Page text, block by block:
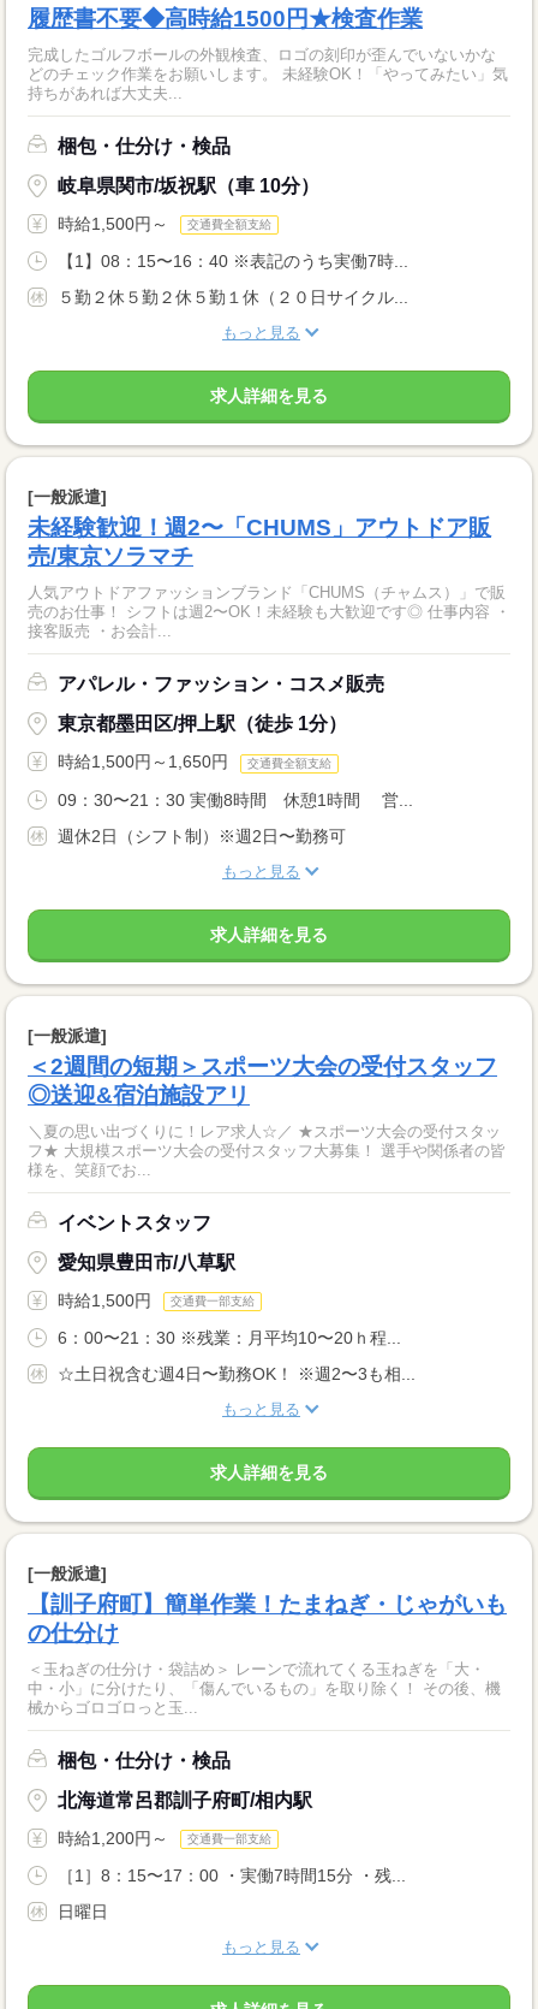
履歴書不要◆高時給1500円★検査作業
完成したゴルフボールの外観検査、ロゴの刻印が歪んでいないかな
どのチェック作業をお願いします。 未経験OK！「やってみたい」気
持ちがあれば大丈夫...
梱包・仕分け・検品
岐阜県関市/坂祝駅（車 10分）
時給1,500円～ 交通費全額支給
【1】08：15〜16：40 ※表記のうち実働7時...
５勤２休５勤２休５勤１休（２０日サイクル...
もっと見る
求人詳細を見る
[一般派遣]
未経験歓迎！週2〜「CHUMS」アウトドア販
売/東京ソラマチ
人気アウトドアファッションブランド「CHUMS（チャムス）」で販
売のお仕事！ シフトは週2〜OK！未経験も大歓迎です◎ 仕事内容 ・
接客販売 ・お会計...
アパレル・ファッション・コスメ販売
東京都墨田区/押上駅（徒歩 1分）
時給1,500円～1,650円 交通費全額支給
09：30〜21：30 実働8時間 休憩1時間 営...
週休2日（シフト制）※週2日〜勤務可
もっと見る
求人詳細を見る
[一般派遣]
＜2週間の短期＞スポーツ大会の受付スタッフ
◎送迎&宿泊施設アリ
＼夏の思い出づくりに！レア求人☆／ ★スポーツ大会の受付スタッ
フ★ 大規模スポーツ大会の受付スタッフ大募集！ 選手や関係者の皆
様を、笑顔でお...
イベントスタッフ
愛知県豊田市/八草駅
時給1,500円 交通費一部支給
6：00〜21：30 ※残業：月平均10〜20ｈ程...
☆土日祝含む週4日〜勤務OK！ ※週2〜3も相...
もっと見る
求人詳細を見る
[一般派遣]
【訓子府町】簡単作業！たまねぎ・じゃがいも
の仕分け
＜玉ねぎの仕分け・袋詰め＞ レーンで流れてくる玉ねぎを「大・
中・小」に分けたり、「傷んでいるもの」を取り除く！ その後、機
械からゴロゴロっと玉...
梱包・仕分け・検品
北海道常呂郡訓子府町/相内駅
時給1,200円～ 交通費一部支給
［1］8：15〜17：00 ・実働7時間15分 ・残...
日曜日
もっと見る